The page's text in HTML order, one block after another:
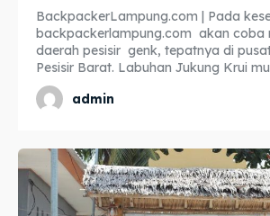
BackpackerLampung.com | Pada
backpackerlampung.com akan coba
daerah pesisir genk, tepatnya di
Pesisir Barat. Labuhan Jukung Krui
admin